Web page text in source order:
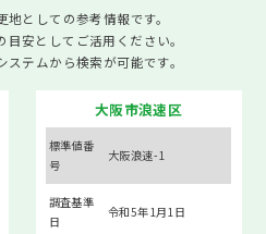
としての参考情報です。
安としてご活用ください。
ステムから検索が可能です。
大阪市浪速区
標準値番
号
大阪浪速-1
調査基準
日
令和5年1月1日